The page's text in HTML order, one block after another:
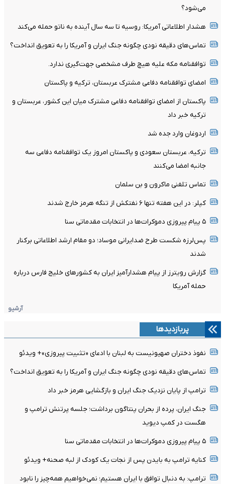
می‌شود؟
هشدار اطلاعاتی آمریکا: روسیه تا سه سال آینده به ناتو حمله می‌کند
تماس‌های دقیقه نودی چگونه جنگ ایران و آمریکا را به تعویق انداخت؟
توافقنامه مکه علیه هیچ طرف مشخصی جهت‌گیری ندارد.
امضای توافقنامه دفاعی مشترک عربستان، ترکیه و پاکستان
پاکستان از امضای توافقنامه دفاعی مشترک میان این کشور، عربستان و
ترکیه خبر داد
اردوغان وارد جده شد
ترکیه، عربستان سعودی و پاکستان امروز یک توافقنامه دفاعی سه
جانبه امضا می‌کنند
تماس تلفنی ماکرون و بن سلمان
کپلر: در این هفته تنها ۶ نفتکش از تنگه هرمز خارج شدند
۵ پیام پیروزی دموکرات‌ها در انتخابات مقدماتی سنا
پس‌لرزه شکست طرح ضدایرانی موساد؛ دو مقام ارشد اطلاعاتی برکنار
شدند
گزارش رویترز از پیام هشدارآمیز ایران به کشورهای خلیج فارس درباره
حمله آمریکا
آرشیو
پربازدیدها
نفوذ دختران صهیونیست به لبنان با ادعای «تثبیت پیروزی»+ ویدئو
تماس‌های دقیقه نودی چگونه جنگ ایران و آمریکا را به تعویق انداخت؟
ترامپ از پایان نزدیک جنگ ایران و بازگشایی هرمز خبر داد
جنگ ایران، پرده از بحران پنتاگون برداشت؛ جلسه پرتنش ترامپ و
هگست در کمپ دیوید
۵ پیام پیروزی دموکرات‌ها در انتخابات مقدماتی سنا
کنایه ترامپ به بایدن پس از نجات یک کودک از لبه صحنه+ ویدئو
ترامپ: به دنبال توافق با ایران هستیم؛ نمی‌خواهیم همه‌چیز را نابود